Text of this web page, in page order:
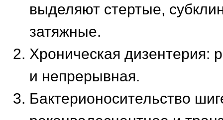
выделяют стертые,
затяжные.
Хроническая дизентерия:
и непрерывная.
Бактерионосительство